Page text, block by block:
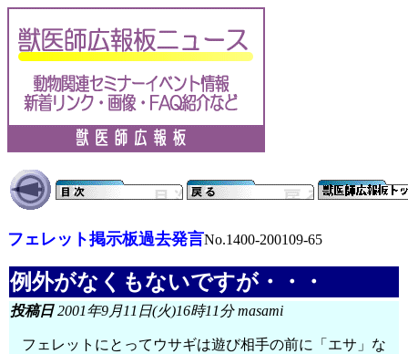
フェレット掲示板過去発言No.1400-200109-65
例外がなくもないですが・・・
投稿日2001年9月11日(火)16時11分 masami
フェレットにとってウサギは遊び相手の前に「エサ」な